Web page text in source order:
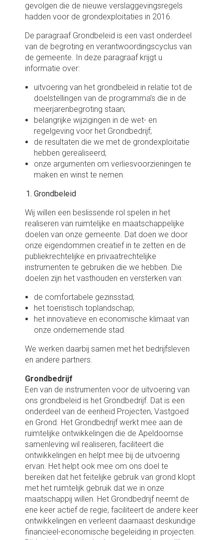
Niet uit de balans blijkende
Niet uit de balans blijkende
rechten
en passiva "Medeoverheden"
Treasury
Schatkistbankieren
Overzicht swaps
Overzicht opgenomen leningen
gevolgen die de nieuwe verslaggevingsregels
hadden voor de grondexploitaties in 2016.
De paragraaf Grondbeleid is een vast onderdeel
van de begroting en verantwoordingscyclus van
de gemeente. In deze paragraaf krijgt u
informatie over:
uitvoering van het grondbeleid in relatie tot de
doelstellingen van de programma’s die in de
meerjarenbegroting staan;
belangrijke wijzigingen in de wet- en
regelgeving voor het Grondbedrijf;
de resultaten die we met de grondexploitatie
hebben gerealiseerd;
onze argumenten om verliesvoorzieningen te
maken en winst te nemen.
Grondbeleid
Wij willen een beslissende rol spelen in het
realiseren van ruimtelijke en maatschappelijke
doelen van onze gemeente. Dat doen we door
onze eigendommen creatief in te zetten en de
publiekrechtelijke en privaatrechtelijke
instrumenten te gebruiken die we hebben. Die
doelen zijn het vasthouden en versterken van:
de comfortabele gezinsstad;
het toeristisch toplandschap;
het innovatieve en economische klimaat van
onze ondernemende stad.
We werken daarbij samen met het bedrijfsleven
en andere partners.
Grondbedrijf
Een van de instrumenten voor de uitvoering van
ons grondbeleid is het Grondbedrijf. Dat is een
onderdeel van de eenheid Projecten, Vastgoed
en Grond. Het Grondbedrijf werkt mee aan de
ruimtelijke ontwikkelingen die de Apeldoornse
samenleving wil realiseren, faciliteert die
ontwikkelingen en helpt mee bij de uitvoering
ervan. Het helpt ook mee om ons doel te
bereiken dat het feitelijke gebruik van grond klopt
met het ruimtelijk gebruik dat we in onze
maatschappij willen. Het Grondbedrijf neemt de
ene keer actief de regie, faciliteert de andere keer
ontwikkelingen en verleent daarnaast deskundige
financieel-economische begeleiding in projecten.